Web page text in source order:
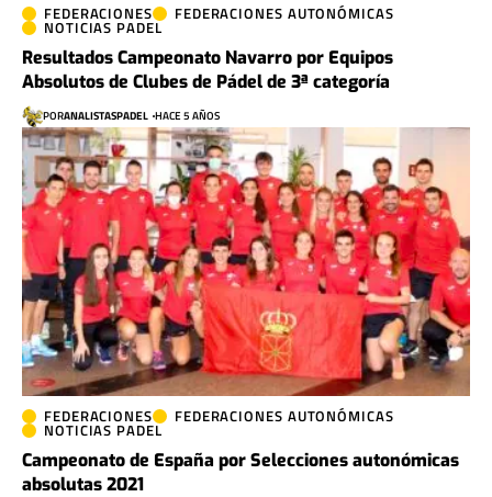
FEDERACIONES FEDERACIONES AUTONÓMICAS
NOTICIAS PADEL
Resultados Campeonato Navarro por Equipos
Absolutos de Clubes de Pádel de 3ª categoría
PORANALISTASPADEL HACE 5 AÑOS
FEDERACIONES FEDERACIONES AUTONÓMICAS
NOTICIAS PADEL
Campeonato de España por Selecciones autonómicas
absolutas 2021